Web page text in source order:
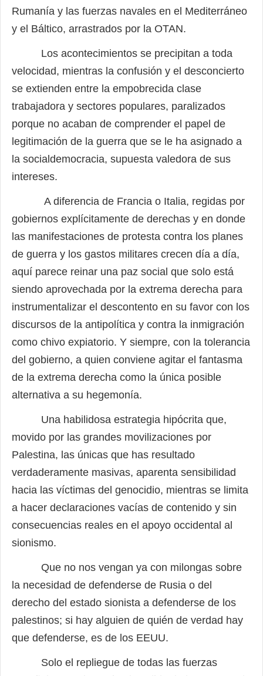
Rumanía y las fuerzas navales en el Mediterráneo
y el Báltico, arrastrados por la OTAN.
Los acontecimientos se precipitan a toda
velocidad, mientras la confusión y el desconcierto
se extienden entre la empobrecida clase
trabajadora y sectores populares, paralizados
porque no acaban de comprender el papel de
legitimación de la guerra que se le ha asignado a
la socialdemocracia, supuesta valedora de sus
intereses.
A diferencia de Francia o Italia, regidas por
gobiernos explícitamente de derechas y en donde
las manifestaciones de protesta contra los planes
de guerra y los gastos militares crecen día a día,
aquí parece reinar una paz social que solo está
siendo aprovechada por la extrema derecha para
instrumentalizar el descontento en su favor con los
discursos de la antipolítica y contra la inmigración
como chivo expiatorio. Y siempre, con la tolerancia
del gobierno, a quien conviene agitar el fantasma
de la extrema derecha como la única posible
alternativa a su hegemonía.
Una habilidosa estrategia hipócrita que,
movido por las grandes movilizaciones por
Palestina, las únicas que has resultado
verdaderamente masivas, aparenta sensibilidad
hacia las víctimas del genocidio, mientras se limita
a hacer declaraciones vacías de contenido y sin
consecuencias reales en el apoyo occidental al
sionismo.
Que no nos vengan ya con milongas sobre
la necesidad de defenderse de Rusia o del
derecho del estado sionista a defenderse de los
palestinos; si hay alguien de quién de verdad hay
que defenderse, es de los EEUU.
Solo el repliegue de todas las fuerzas